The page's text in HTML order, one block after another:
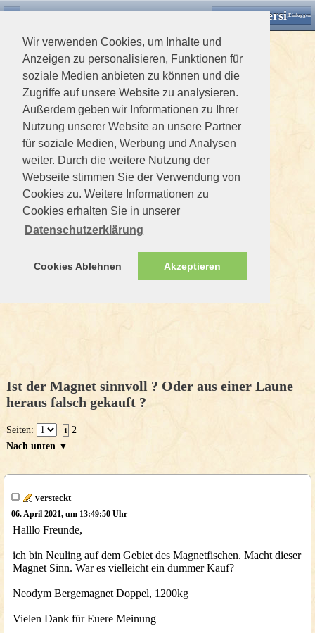
Wir verwenden Cookies, um Inhalte und
Anzeigen zu personalisieren, Funktionen für
soziale Medien anbieten zu können und die
Zugriffe auf unsere Website zu analysieren.
Außerdem geben wir Informationen zu Ihrer
Nutzung unserer Website an unsere Partner
für soziale Medien, Werbung und Analysen
weiter. Durch die weitere Nutzung der
Webseite stimmen Sie der Verwendung von
Cookies zu. Weitere Informationen zu
Cookies erhalten Sie in unserer
Datenschutzerklärung
Cookies Ablehnen Akzeptieren
Desktop VersionEinloggen
Ist der Magnet sinnvoll ? Oder aus einer Laune
heraus falsch gekauft ?
Seiten: 1
2
Nach unten ▼
versteckt
06. April 2021, um 13:49:50 Uhr
Halllo Freunde,
ich bin Neuling auf dem Gebiet des Magnetfischen. Macht dieser
Magnet Sinn. War es vielleicht ein dummer Kauf?
Neodym Bergemagnet Doppel, 1200kg
Vielen Dank für Euere Meinung